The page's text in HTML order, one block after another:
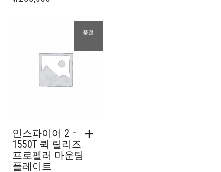
품절
인스파이어 2 –
1550T 퀵 릴리즈
프로펠러 마운팅
플레이트